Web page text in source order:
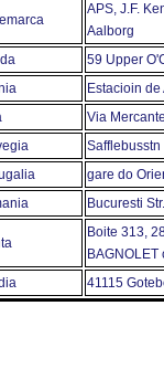
APS, J.F.
Aalborg
59 Upper
Estacioin
Via
gare do
Bucuresti
Boite 313,
41115